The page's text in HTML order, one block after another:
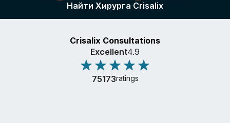
Планы
Отзывы пациентов
Найти Хирурга Crisalix
Crisalix Consultations
Excellent4.9
75173ratings